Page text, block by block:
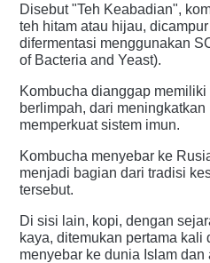
Disebut "Teh Keabadian",
teh hitam atau hijau,
difermentasi menggunakan
of Bacteria and Yeast).
Kombucha dianggap
berlimpah, dari
memperkuat sistem imun.
Kombucha menyebar ke
menjadi bagian dari tradisi
tersebut.
Di sisi lain, kopi, dengan
kaya, ditemukan pertama kali
menyebar ke dunia Islam dan